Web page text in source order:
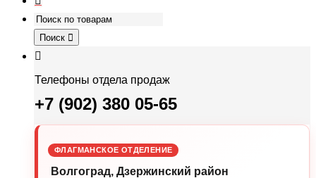
Поиск
Телефоны отдела продаж
+7 (902) 380 05-65
ФЛАГМАНСКОЕ ОТДЕЛЕНИЕ
Волгоград, Дзержинский район